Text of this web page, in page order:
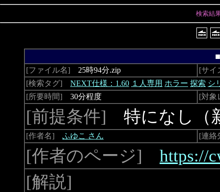
検索結
[ファイル名] 25時94分.zip
[サイ
[検索タグ]
NEXT仕様：1.60 １人専用 ホラー 探索 シ
[所要時間] 30分程度 [対象
[前提条件] 特になし（
[作者名] ふゆこ さん [連絡
[作者のページ]
https://
[解説]